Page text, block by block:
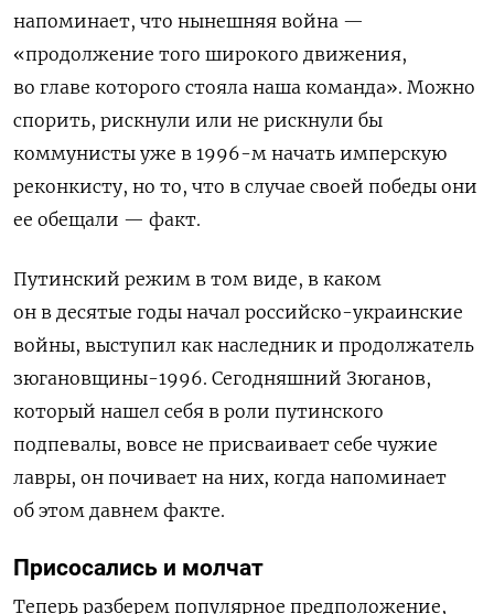
напоминает, что нынешняя война —
«продолжение того широкого движения,
во главе которого стояла наша команда». Можно
спорить, рискнули или не рискнули бы
коммунисты уже в 1996-м начать имперскую
реконкисту, но то, что в случае своей победы они
ее обещали — факт.
Путинский режим в том виде, в каком
он в десятые годы начал российско-украинские
войны, выступил как наследник и продолжатель
зюгановщины-1996. Сегодняшний Зюганов,
который нашел себя в роли путинского
подпевалы, вовсе не присваивает себе чужие
лавры, он почивает на них, когда напоминает
об этом давнем факте.
Присосались и молчат
Теперь разберем популярное предположение,